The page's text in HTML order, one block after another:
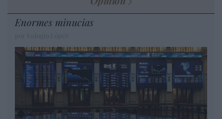
Enormes minucias